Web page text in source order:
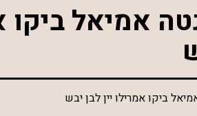
אמיאל ביקו
ביקו אמרילו יין לבן יבש